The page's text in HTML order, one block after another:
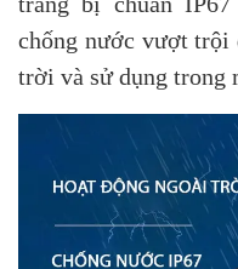
chống nước vượt trội
trời và sử dụng trong